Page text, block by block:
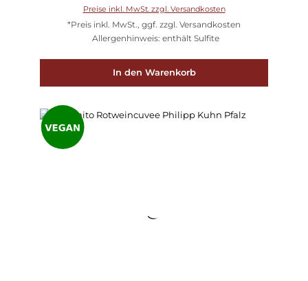
Preise inkl. MwSt. zzgl. Versandkosten
*Preis inkl. MwSt., ggf. zzgl. Versandkosten
Allergenhinweis: enthält Sulfite
In den Warenkorb